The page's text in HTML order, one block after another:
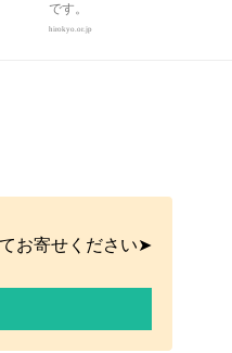
です。
hirokyo.or.jp
お寄せください➤